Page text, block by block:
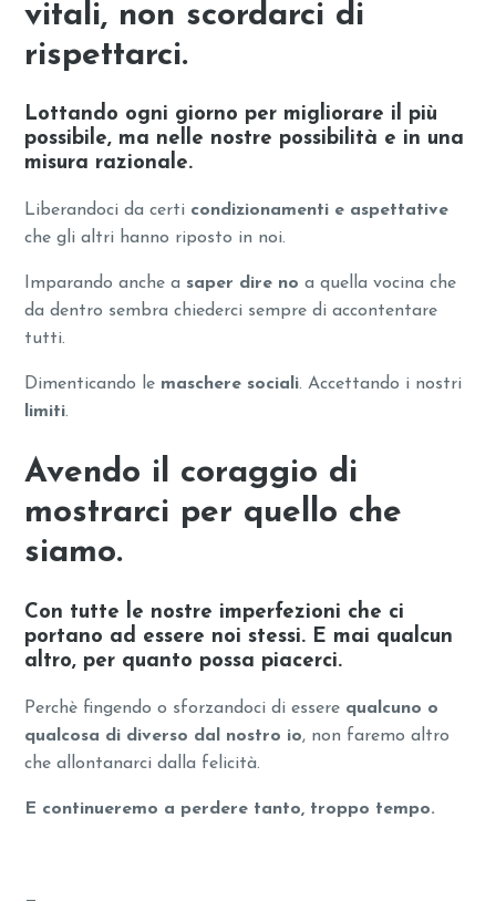
vitali, non scordarci di
rispettarci.
Lottando ogni giorno per migliorare il più
possibile, ma nelle nostre possibilità e in una
misura razionale.
Liberandoci da certi condizionamenti e aspettative
che gli altri hanno riposto in noi.
Imparando anche a saper dire no a quella vocina che
da dentro sembra chiederci sempre di accontentare
tutti.
Dimenticando le maschere sociali. Accettando i nostri
limiti.
Avendo il coraggio di
mostrarci per quello che
siamo.
Con tutte le nostre imperfezioni che ci
portano ad essere noi stessi. E mai qualcun
altro, per quanto possa piacerci.
Perchè fingendo o sforzandoci di essere qualcuno o
qualcosa di diverso dal nostro io, non faremo altro
che allontanarci dalla felicità.
E continueremo a perdere tanto, troppo tempo.